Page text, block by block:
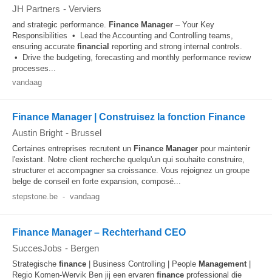
JH Partners - Verviers
and strategic performance. Finance Manager – Your Key
Responsibilities • Lead the Accounting and Controlling teams,
ensuring accurate financial reporting and strong internal controls.
• Drive the budgeting, forecasting and monthly performance review
processes...
vandaag
Finance Manager | Construisez la fonction Finance
Austin Bright - Brussel
Certaines entreprises recrutent un Finance Manager pour maintenir
l'existant. Notre client recherche quelqu'un qui souhaite construire,
structurer et accompagner sa croissance. Vous rejoignez un groupe
belge de conseil en forte expansion, composé...
stepstone.be - vandaag
Finance Manager – Rechterhand CEO
SuccesJobs - Bergen
Strategische finance | Business Controlling | People Management|
Regio Komen-Wervik Ben jij een ervaren finance professional die